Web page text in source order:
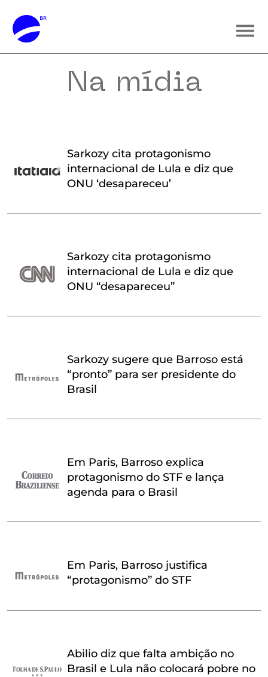
Na mídia
Sarkozy cita protagonismo
internacional de Lula e diz que
ONU ‘desapareceu’
Sarkozy cita protagonismo
internacional de Lula e diz que
ONU “desapareceu”
Sarkozy sugere que Barroso está
“pronto” para ser presidente do
Brasil
Em Paris, Barroso explica
protagonismo do STF e lança
agenda para o Brasil
Em Paris, Barroso justifica
“protagonismo” do STF
Abilio diz que falta ambição no
Brasil e Lula não colocará pobre no